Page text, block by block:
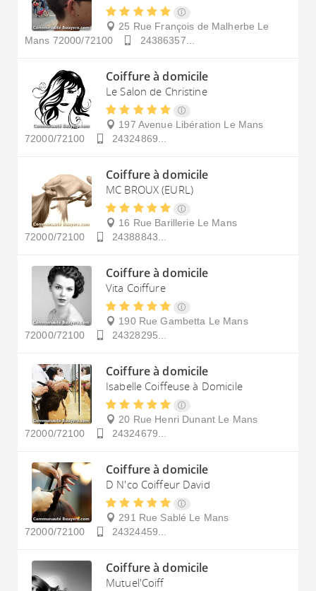
25 Rue François de Malherbe Le
Mans 72000/72100 24386357...
Coiffure à domicile
Le Salon de Christine
197 Avenue Libération Le Mans
72000/72100
24324869...
Coiffure à domicile
MC BROUX (EURL)
16 Rue Barillerie Le Mans
72000/72100
24388843...
Coiffure à domicile
Vita Coiffure
190 Rue Gambetta Le Mans
72000/72100
24328295...
Coiffure à domicile
Isabelle Coiffeuse à Domicile
20 Rue Henri Dunant Le Mans
72000/72100
24324679...
Coiffure à domicile
D N'co Coiffeur David
291 Rue Sablé Le Mans
72000/72100
24324459...
Coiffure à domicile
Mutuel'Coiff